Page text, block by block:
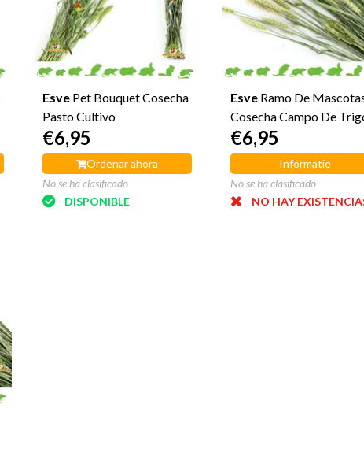
Esve Pet Bouquet Cosecha
Pasto Cultivo
€6,95
Ordenar ahora
No se ha clasificado
DISPONIBLE
Esve Ramo De
Cosecha Campo De
€6,95
Informatie
No se ha clasificado
NO HAY